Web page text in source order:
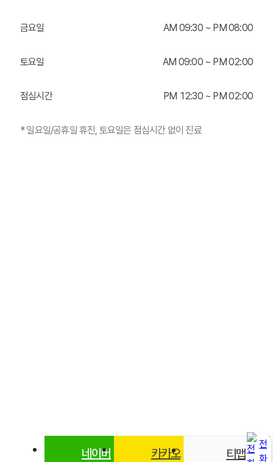
전
화
금요일 AM 09:30 ~ PM08:00
토요일 AM 09:00 ~ PM02:00
점심시간 PM 12:30 ~ PM02:00
* 일요일/공휴일 휴진, 토요일은 점심시간 없이 진료
네이버 카카오 티맵